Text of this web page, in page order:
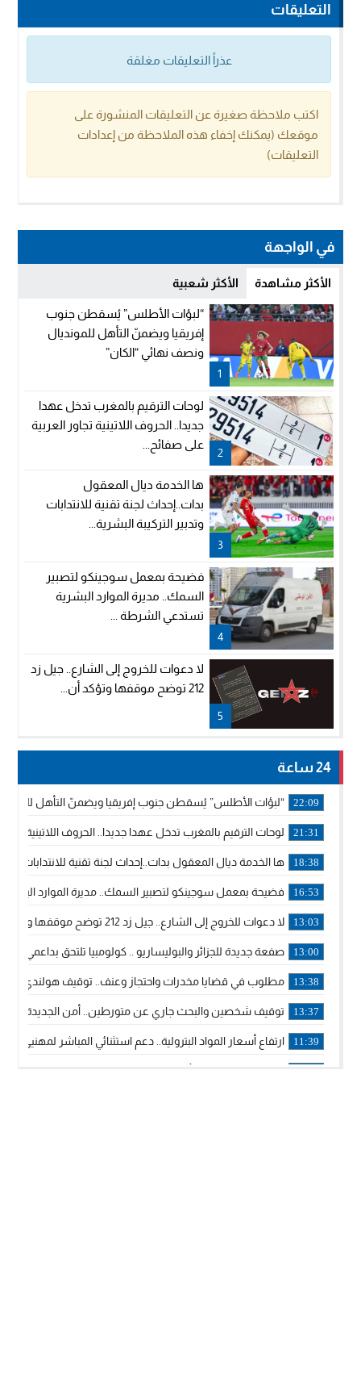
التعليقات
عذراً التعليقات مغلقة
اكتب ملاحظة صغيرة عن التعليقات المنشورة على
موقعك (يمكنك إخفاء هذه الملاحظة من إعدادات
التعليقات)
في الواجهة
الأكثر مشاهدة الأكثر شعبية
1
“لبؤات الأطلس” يُسقطن جنوب
إفريقيا ويضمنّ التأهل للمونديال
ونصف نهائي “الكان”
2
لوحات الترقيم بالمغرب تدخل عهدا
جديدا.. الحروف اللاتينية تجاور العربية
على صفائح...
3
ها الخدمة ديال المعقول
بدات..إحداث لجنة تقنية للانتدابات
وتدبير التركيبة البشرية...
4
فضيحة بمعمل سوجينكو لتصبير
السمك.. مديرة الموارد البشرية
تستدعي الشرطة ...
5
لا دعوات للخروج إلى الشارع.. جيل زد
212 توضح موقفها وتؤكد أن...
24 ساعة
22:09 “لبؤات الأطلس” يُسقطن جنوب إفريقيا ويضمنّ التأهل
21:31 لوحات الترقيم بالمغرب تدخل عهدا جديدا.. الحروف اللاتينية
18:38 ها الخدمة ديال المعقول بدات..إحداث لجنة تقنية للانتدابات
16:53 فضيحة بمعمل سوجينكو لتصبير السمك.. مديرة الموارد
13:03 لا دعوات للخروج إلى الشارع.. جيل زد 212 توضح موقفها وتؤكد أن المنشورات المنسوبة إليها لا تمثل موقفها الرسمي.
13:00 صفعة جديدة للجزائر والبوليساريو .. كولومبيا تلتحق بداعمي
13:38 مطلوب في قضايا مخدرات واحتجاز وعنف.. توقيف هولندي
13:37 توقيف شخصين والبحث جاري عن متورطين.. أمن الجديدة يفك
11:39 ارتفاع أسعار المواد البترولية.. دعم استثنائي المباشر لمهنيي